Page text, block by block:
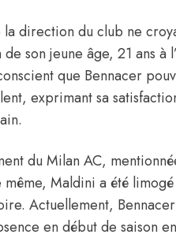
direction du club ne
son jeune âge, 21 ans à
que Bennacer
exprimant sa
du Milan AC,
Maldini a été
Actuellement,
en début de saison